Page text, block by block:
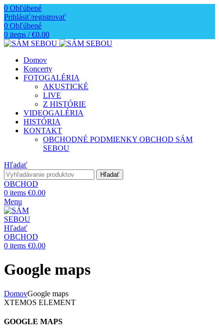
0 Obľúbené
Prihlásiť/registrovať
0 Obľúbené
0 items / €0.00
Domov
Koncerty
FOTOGALÉRIA
AKUSTICKÉ
LIVE
Z HISTÓRIE
VIDEOGALÉRIA
HISTÓRIA
KONTAKT
OBCHODNÉ PODMIENKY OBCHOD SÁM
SEBOU
Hľadať
Hľadať
OBCHOD
0 items €0.00
Menu
Hľadať
OBCHOD
0 items €0.00
Google maps
DomovGoogle maps
XTEMOS ELEMENT
GOOGLE MAPS